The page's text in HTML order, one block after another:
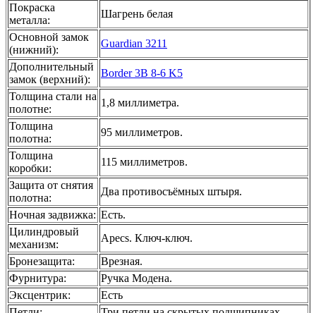
Покраска
металла:
Шагрень белая
Основной замок
(нижний):
Guardian 3211
Дополнительный
замок (верхний):
Border 3B 8-6 K5
Толщина стали на
полотне:
1,8 миллиметра.
Толщина
полотна:
95 миллиметров.
Толщина
коробки:
115 миллиметров.
Защита от снятия
полотна:
Два противосъёмных штыря.
Ночная задвижка: Есть.
Цилиндровый
механизм:
Apecs. Ключ-ключ.
Бронезащита:
Врезная.
Фурнитура:
Ручка Модена.
Эксцентрик:
Есть